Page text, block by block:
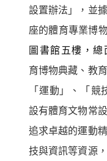
設置辦法」，並
座的體育專業博
圖書館五樓，總
育博物典藏、教
「運動 」、「 競
設有體育文物常
追求卓越的運動
技與資訊等資源